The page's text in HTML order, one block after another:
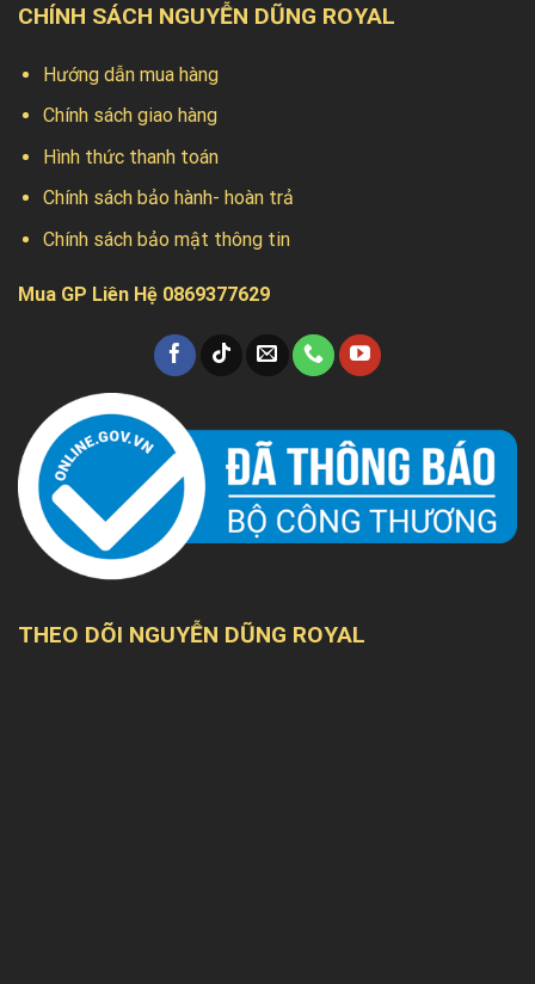
CHÍNH SÁCH NGUYỄN DŨNG ROYAL
Hướng dẫn mua hàng
Chính sách giao hàng
Hình thức thanh toán
Chính sách bảo hành- hoàn trả
Chính sách bảo mật thông tin
Mua GP Liên Hệ 0869377629
THEO DÕI NGUYỄN DŨNG ROYAL